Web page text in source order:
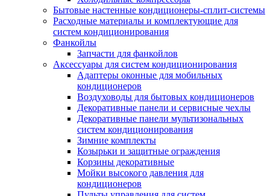
Бытовые настенные кондиционеры-сплит-системы
Расходные материалы и комплектующие для
систем кондиционирования
Фанкойлы
Запчасти для фанкойлов
Аксессуары для систем кондиционирования
Адаптеры оконные для мобильных
кондиционеров
Воздуховоды для бытовых кондиционеров
Декоративные панели и сервисные чехлы
Декоративные панели мультизональных
систем кондиционирования
Зимние комплекты
Козырьки и защитные ограждения
Корзины декоративные
Мойки высокого давления для
кондиционеров